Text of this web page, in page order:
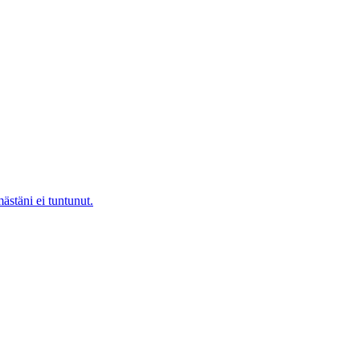
ei tuntunut.